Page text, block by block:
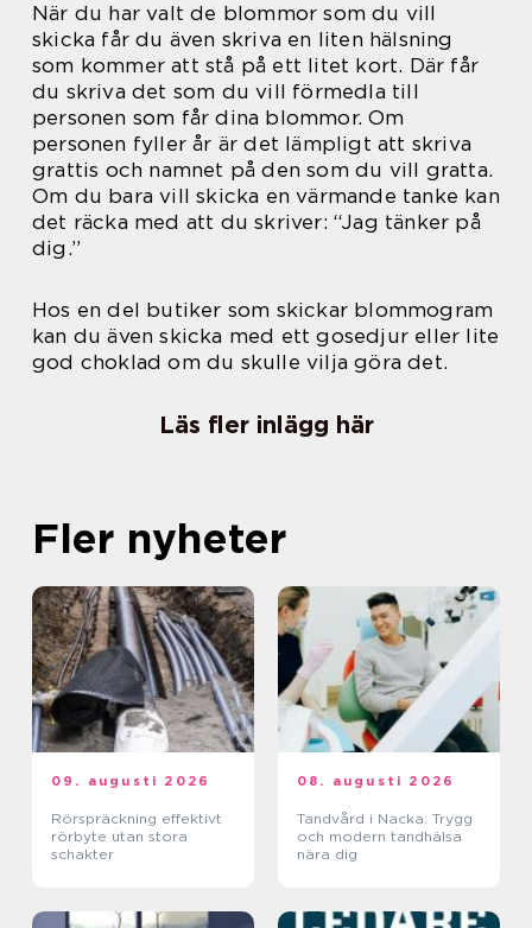
När du har valt de blommor som du vill
skicka får du även skriva en liten hälsning
som kommer att stå på ett litet kort. Där får
du skriva det som du vill förmedla till
personen som får dina blommor. Om
personen fyller år är det lämpligt att skriva
grattis och namnet på den som du vill gratta.
Om du bara vill skicka en värmande tanke kan
det räcka med att du skriver: “Jag tänker på
dig.”
Hos en del butiker som skickar blommogram
kan du även skicka med ett gosedjur eller lite
god choklad om du skulle vilja göra det.
Läs fler inlägg här
Fler nyheter
09. augusti 2026
Rörspräckning effektivt
rörbyte utan stora
schakter
08. augusti 2026
Tandvård i Nacka: Trygg
och modern tandhälsa
nära dig